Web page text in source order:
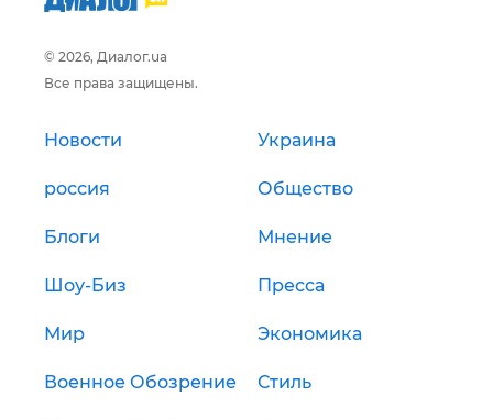
© 2026, Диалог.ua
Все права защищены.
Новости Украина
россия Общество
Блоги Мнение
Шоу-Биз Пресса
Мир Экономика
Военное Обозрение Стиль